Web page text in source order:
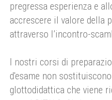
pregressa esperienza e
accrescere il valore della
attraverso l’incontro-
I nostri corsi di
d'esame non
glottodidattica che viene